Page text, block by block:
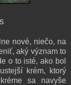
nové, niečo, na
aký význam to
o to isté, ako bol
krém, ktorý
sa navyše